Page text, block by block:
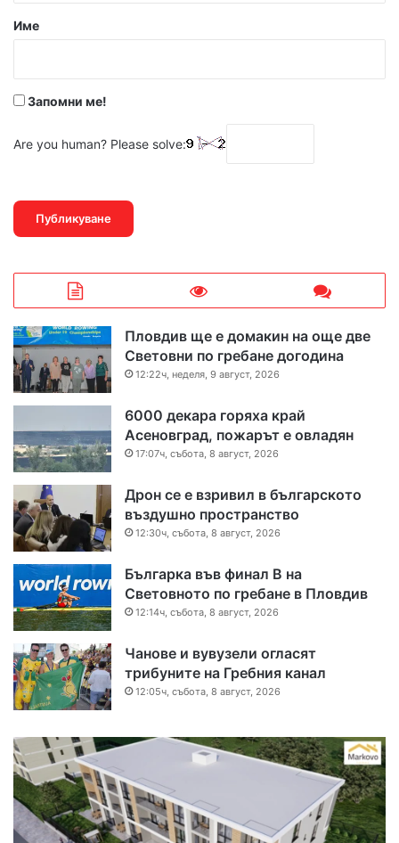
р
Име
Запомни ме!
Are you human? Please solve:
Пловдив ще е домакин на още две
Световни по гребане догодина
12:22ч, неделя, 9 август, 2026
6000 декара горяха край
Асеновград, пожарът е овладян
17:07ч, събота, 8 август, 2026
Дрон се е взривил в българското
въздушно пространство
12:30ч, събота, 8 август, 2026
Българка във финал B на
Световното по гребане в Пловдив
12:14ч, събота, 8 август, 2026
Чанове и вувузели огласят
трибуните на Гребния канал
12:05ч, събота, 8 август, 2026